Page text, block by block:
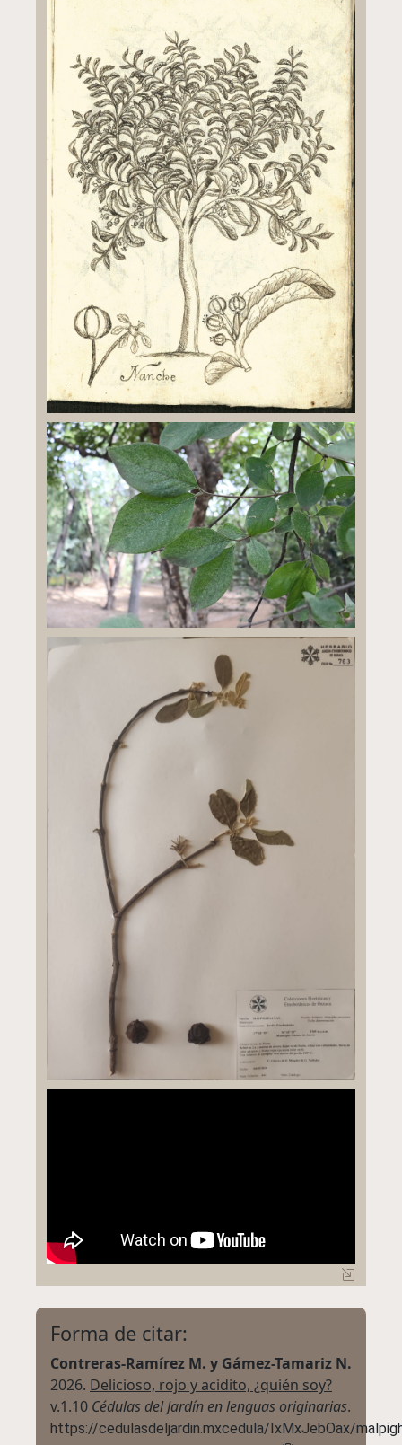
Forma de citar:
Contreras-Ramírez M. y Gámez-Tamariz N.
2026. Delicioso, rojo y acidito, ¿quién soy?
v.1.10 Cédulas del Jardín en lenguas originarias.
https://cedulasdeljardin.mxcedula/IxMxJebOax/